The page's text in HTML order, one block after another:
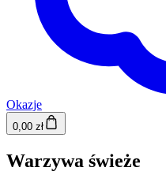
Okazje
0,00 zł
Warzywa świeże